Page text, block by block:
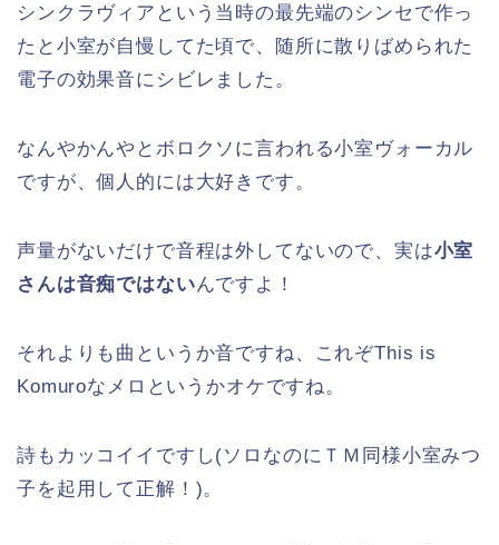
シンクラヴィアという当時の最先端のシンセで作っ
たと小室が自慢してた頃で、随所に散りばめられた
電子の効果音にシビレました。
なんやかんやとボロクソに言われる小室ヴォーカル
ですが、個人的には大好きです。
声量がないだけで音程は外してないので、実は小室
さんは音痴ではないんですよ！
それよりも曲というか音ですね、これぞThis is
Komuroなメロというかオケですね。
詩もカッコイイですし(ソロなのにＴＭ同様小室みつ
子を起用して正解！)。